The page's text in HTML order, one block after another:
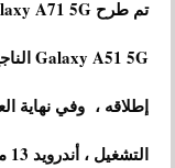
إطلاقه ، وفي نهاية
التشغيل ، أندرويد 13 مع One UI 5.0.